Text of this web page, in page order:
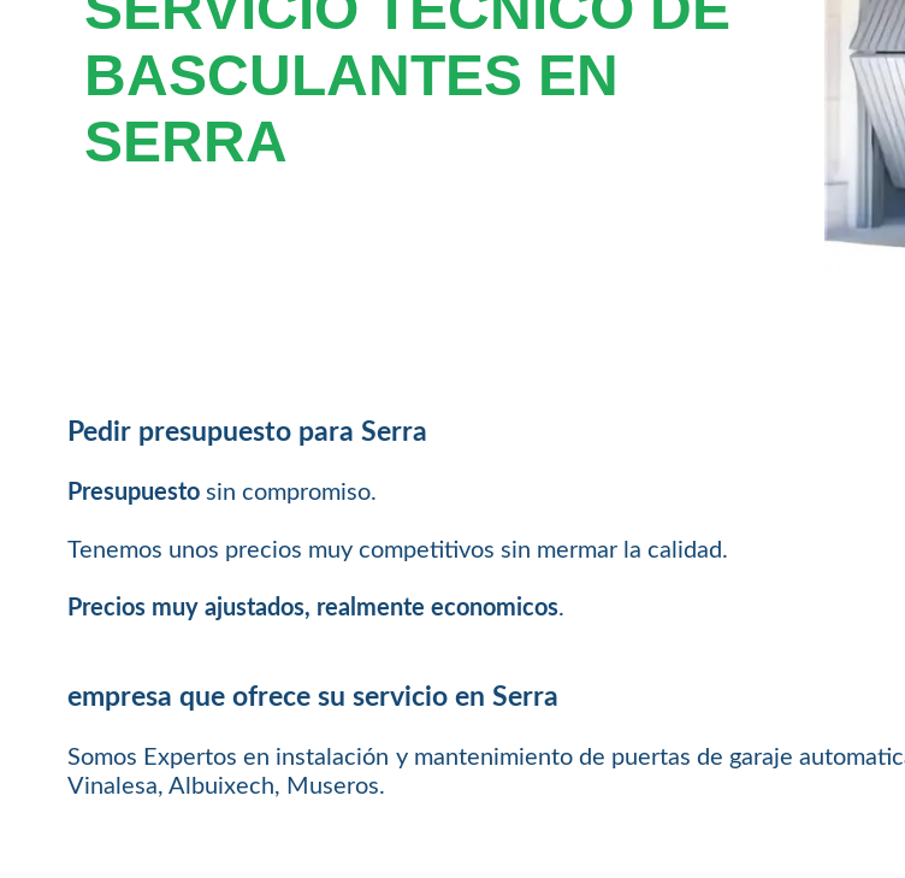
BASCULANTES EN
SERRA
Pedir presupuesto para Serra
Presupuesto sin compromiso.
Tenemos unos precios muy competitivos sin mermar la calidad.
Precios muy ajustados, realmente economicos.
empresa que ofrece su servicio en Serra
Somos Expertos en instalación y mantenimiento de puertas de garaje
Vinalesa, Albuixech, Museros.